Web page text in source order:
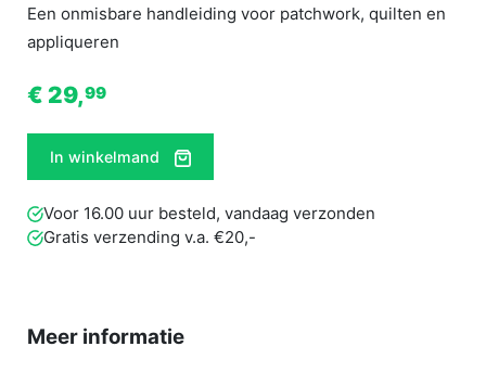
Een onmisbare handleiding voor patchwork, quilten en
appliqueren
€ 29,99
In winkelmand
Voor 16.00 uur besteld, vandaag verzonden
Gratis verzending v.a. €20,-
Meer informatie